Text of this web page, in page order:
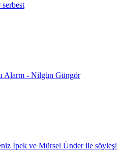
serbest
Alarm - Nilgün Güngör
İpek ve Mürsel Ünder ile söyleşi